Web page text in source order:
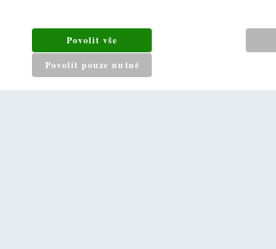
Jak nakupovat
Reklamační řád
Zásady pro nakládání s osobními údaji
Povolit vše
Povolit pouze nutné